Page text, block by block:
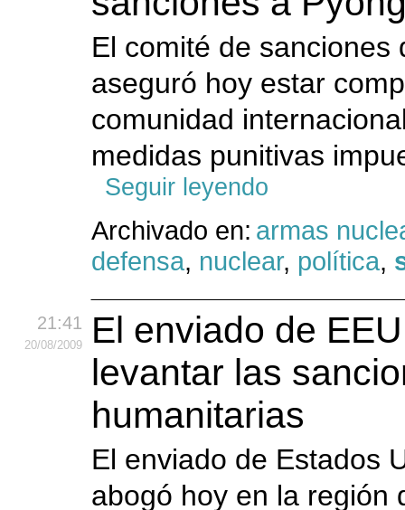
El comité de sanciones
aseguró hoy estar
comunidad
medidas punitivas
Seguir leyendo
Archivado en: armas
defensa, nuclear, política,
21:41
20/08/2009
El enviado de
levantar las
humanitarias
El enviado de Estados
abogó hoy en la región